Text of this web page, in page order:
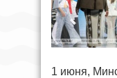
1 июня,